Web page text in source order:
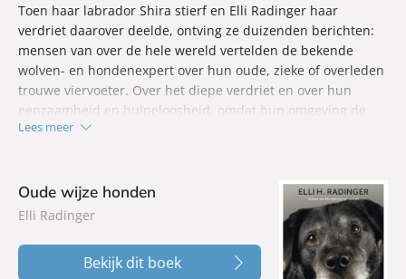
Toen haar labrador Shira stierf en Elli Radinger haar
verdriet daarover deelde, ontving ze duizenden berichten:
mensen van over de hele wereld vertelden de bekende
wolven- en hondenexpert over hun oude, zieke of overleden
trouwe viervoeter. Over het diepe verdriet en over hun
eenzaamheid en hulpeloosheid, omdat hun omgeving de
pijn die je kunt voelen als het om een dier gaat lang niet
Elli Radinger toont wat we van onze dieren kunnen leren in
de laatste momenten van het leven en geeft hoopvolle moed
om door te gaan. Een ontroerend en inspirerend boek voor
iedereen die zichzelf en zijn dieren wil helpen afscheid te
nemen, maar ook een hartverwarmende metgezel bij het
Lees meer
Oude wijze honden
Elli Radinger
Bekijk dit boek